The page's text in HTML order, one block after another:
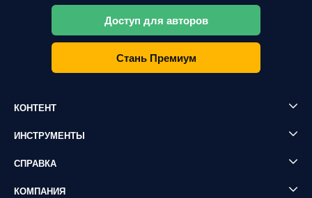
Доступ для авторов
Стань Премиум
КОНТЕНТ
ИНСТРУМЕНТЫ
СПРАВКА
КОМПАНИЯ